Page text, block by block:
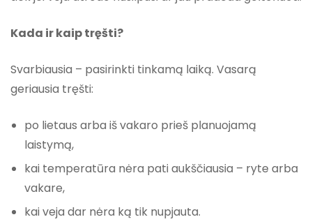
Kada ir kaip tręšti?
Svarbiausia – pasirinkti tinkamą laiką. Vasarą
geriausia tręšti:
po lietaus arba iš vakaro prieš planuojamą
laistymą,
kai temperatūra nėra pati aukščiausia – ryte arba
vakare,
kai veja dar nėra ką tik nupjauta.